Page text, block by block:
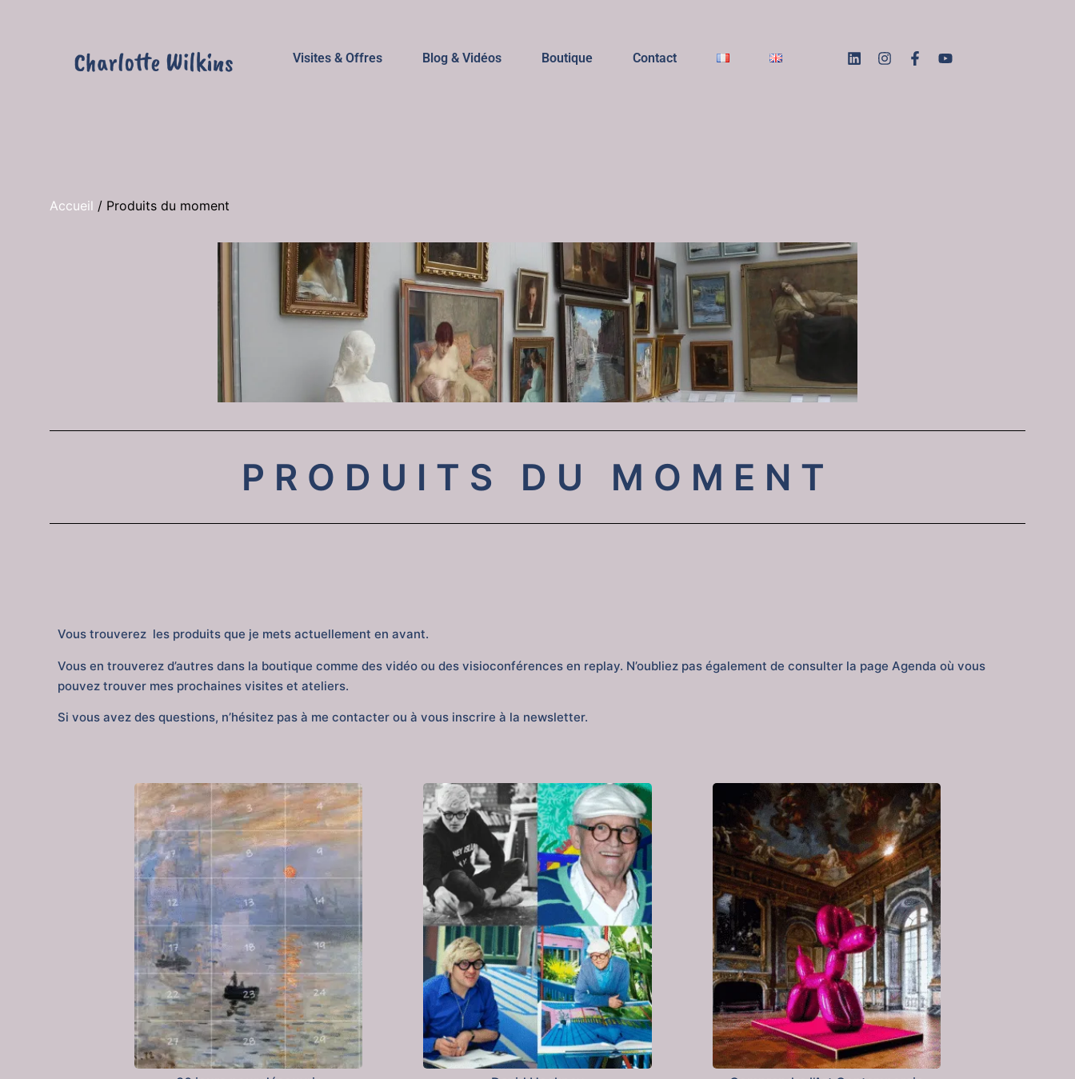
Visites & Offres Blog & Vidéos Boutique Contact
Accueil / Produits du moment
PRODUITS DU MOMENT
Vous trouverez les produits que je mets actuellement en avant.
Vous en trouverez d’autres dans la boutique comme des vidéo ou des visioconférences en replay. N’oubliez pas également de consulter la page Agenda où vous
pouvez trouver mes prochaines visites et ateliers.
Si vous avez des questions, n’hésitez pas à me contacter ou à vous inscrire à la newsletter.